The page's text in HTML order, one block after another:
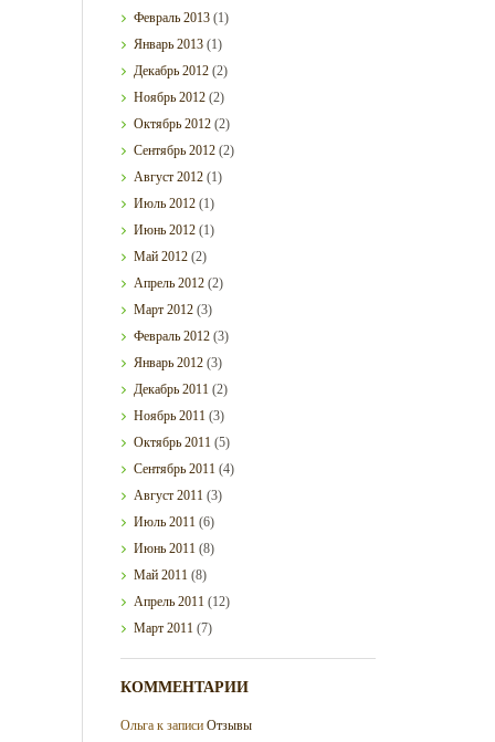
Февраль2013 (1)
Январь2013 (1)
Декабрь2012 (2)
Ноябрь2012 (2)
Октябрь2012 (2)
Сентябрь2012 (2)
Август2012 (1)
Июль2012 (1)
Июнь2012 (1)
Май2012 (2)
Апрель2012 (2)
Март2012 (3)
Февраль2012 (3)
Январь2012 (3)
Декабрь2011 (2)
Ноябрь2011 (3)
Октябрь2011 (5)
Сентябрь2011 (4)
Август2011 (3)
Июль2011 (6)
Июнь2011 (8)
Май2011 (8)
Апрель2011 (12)
Март2011 (7)
КОММЕНТАРИИ
Ольга к записиОтзывы